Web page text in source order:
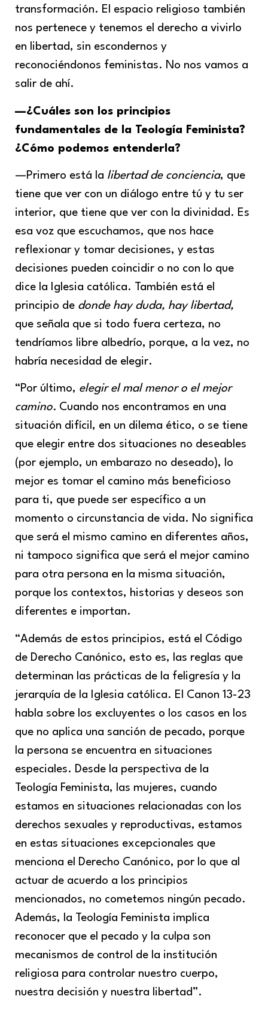
transformación. El espacio religioso también
nos pertenece y tenemos el derecho a vivirlo
en libertad, sin escondernos y
reconociéndonos feministas. No nos vamos a
salir de ahí.
—¿Cuáles son los principios
fundamentales de la Teología Feminista?
¿Cómo podemos entenderla?
—Primero está la libertad de conciencia, que
tiene que ver con un diálogo entre tú y tu ser
interior, que tiene que ver con la divinidad. Es
esa voz que escuchamos, que nos hace
reflexionar y tomar decisiones, y estas
decisiones pueden coincidir o no con lo que
dice la Iglesia católica. También está el
principio de donde hay duda, hay libertad,
que señala que si todo fuera certeza, no
tendríamos libre albedrío, porque, a la vez, no
habría necesidad de elegir.
“Por último, elegir el mal menor o el mejor
camino. Cuando nos encontramos en una
situación difícil, en un dilema ético, o se tiene
que elegir entre dos situaciones no deseables
(por ejemplo, un embarazo no deseado), lo
mejor es tomar el camino más beneficioso
para ti, que puede ser específico a un
momento o circunstancia de vida. No significa
que será el mismo camino en diferentes años,
ni tampoco significa que será el mejor camino
para otra persona en la misma situación,
porque los contextos, historias y deseos son
diferentes e importan.
“Además de estos principios, está el Código
de Derecho Canónico, esto es, las reglas que
determinan las prácticas de la feligresía y la
jerarquía de la Iglesia católica. El Canon 13-23
habla sobre los excluyentes o los casos en los
que no aplica una sanción de pecado, porque
la persona se encuentra en situaciones
especiales. Desde la perspectiva de la
Teología Feminista, las mujeres, cuando
estamos en situaciones relacionadas con los
derechos sexuales y reproductivas, estamos
en estas situaciones excepcionales que
menciona el Derecho Canónico, por lo que al
actuar de acuerdo a los principios
mencionados, no cometemos ningún pecado.
Además, la Teología Feminista implica
reconocer que el pecado y la culpa son
mecanismos de control de la institución
religiosa para controlar nuestro cuerpo,
nuestra decisión y nuestra libertad”.